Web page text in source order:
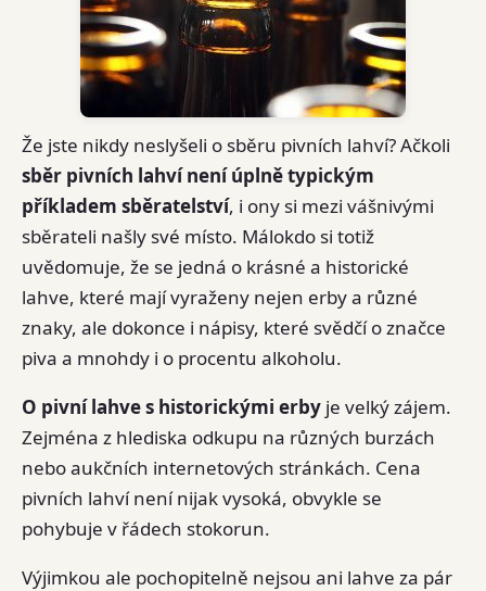
Že jste nikdy neslyšeli o sběru pivních lahví? Ačkoli
sběr pivních lahví není úplně typickým
příkladem sběratelství, i ony si mezi vášnivými
sběrateli našly své místo. Málokdo si totiž
uvědomuje, že se jedná o krásné a historické
lahve, které mají vyraženy nejen erby a různé
znaky, ale dokonce i nápisy, které svědčí o značce
piva a mnohdy i o procentu alkoholu.
O pivní lahve s historickými erby je velký zájem.
Zejména z hlediska odkupu na různých burzách
nebo aukčních internetových stránkách. Cena
pivních lahví není nijak vysoká, obvykle se
pohybuje v řádech stokorun.
Výjimkou ale pochopitelně nejsou ani lahve za pár